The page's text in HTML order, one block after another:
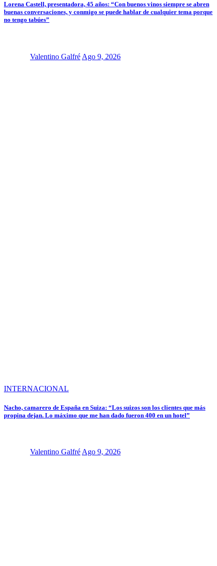
Lorena Castell, presentadora, 45 años: “Con buenos vinos siempre se abren
buenas conversaciones, y conmigo se puede hablar de cualquier tema porque
no tengo tabúes”
Valentino Galfré Ago 9, 2026
INTERNACIONAL
Nacho, camarero de España en Suiza: “Los suizos son los clientes que más
propina dejan. Lo máximo que me han dado fueron 400 en un hotel”
Valentino Galfré Ago 9, 2026